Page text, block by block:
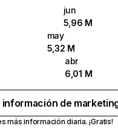
jun
5,96 M
may
5,32 M
abr
6,01 M
información de
más información diaria. ¡Gratis!